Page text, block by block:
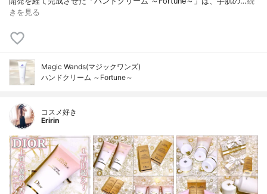
きを見る
Magic Wands(マジックワンズ)
ハンドクリーム ～Fortune～
コスメ好き
Eririn